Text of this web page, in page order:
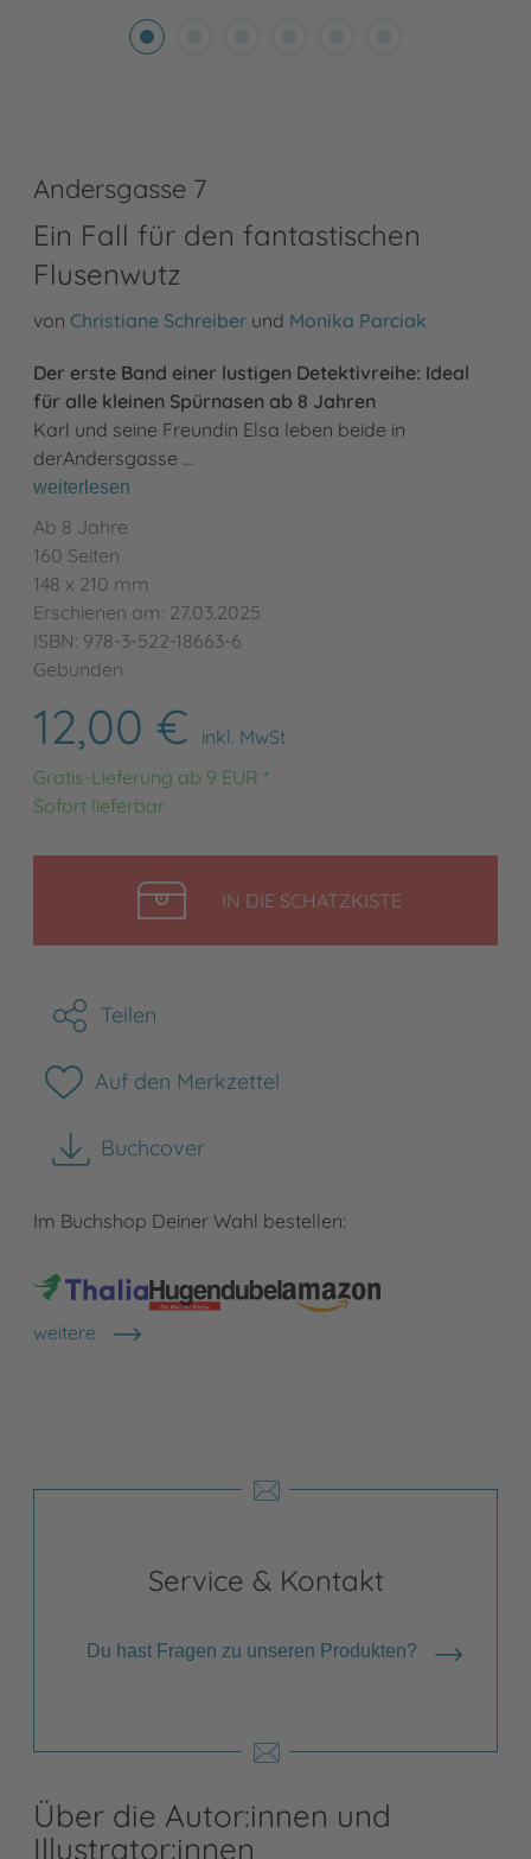
Andersgasse 7
Ein Fall für den fantastischen
Flusenwutz
von Christiane Schreiber und Monika Parciak
Der erste Band einer lustigen Detektivreihe: Ideal
für alle kleinen Spürnasen ab 8 Jahren
Karl und seine Freundin Elsa leben beide in
derAndersgasse …
weiterlesen
Ab 8 Jahre
160 Seiten
148 x 210 mm
Erschienen am: 27.03.2025
ISBN: 978-3-522-18663-6
Gebunden
12,00 €
inkl. MwSt
Gratis-Lieferung ab 9 EUR *
Sofort lieferbar
IN DIE SCHATZKISTELEGEN
Teilen
Auf den Merkzettel
Buchcover
herunterladen
Im Buchshop Deiner Wahl bestellen:
weitere
Shops anzeigen
Service & Kontakt
Du hast Fragen zu unseren Produkten?
Über die Autor:innen und
Illustrator:innen